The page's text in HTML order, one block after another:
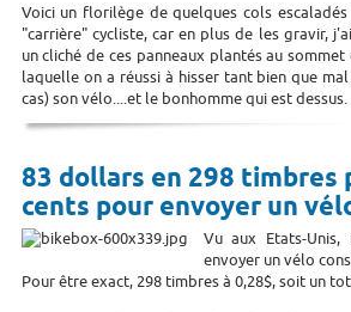
Voici un florilège de quelques cols
"carrière" cycliste, car en plus de les gravir,
un cliché de ces panneaux plantés au
laquelle on a réussi à hisser tant bien que
cas) son vélo....et le bonhomme qui est dessus.
83 dollars en 298 timbres
cents pour envoyer un
Vu aux Etats-
envoyer un vélo
Pour être exact, 298 timbres à 0,28$, soit un